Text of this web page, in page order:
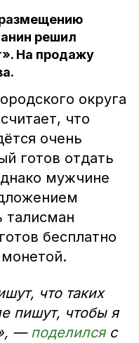
решил
На продажу
округа
что
очень
готов отдать
мужчине
талисман
бесплатно
монетой.
что таких
пишут, чтобы я
— поделилсяс